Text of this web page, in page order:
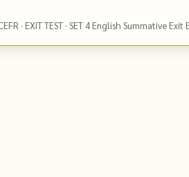
· EXIT TEST · SET 4 English Summative